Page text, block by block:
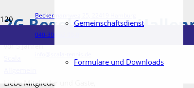
Beckermannweg 25, 22419 Hamburg
040-300 62 99-0
Gemeinschaftsdienst
Formulare und Downloads
2G Regelung zur
vor 5 Jahren
Liebe Mitglieder und Gäste,